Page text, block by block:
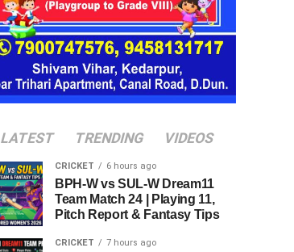
LATEST TRENDING VIDEOS
CRICKET 6 hours ago
BPH-W vs SUL-W Dream11
Team Match 24 | Playing 11,
Pitch Report & Fantasy Tips
CRICKET 7 hours ago